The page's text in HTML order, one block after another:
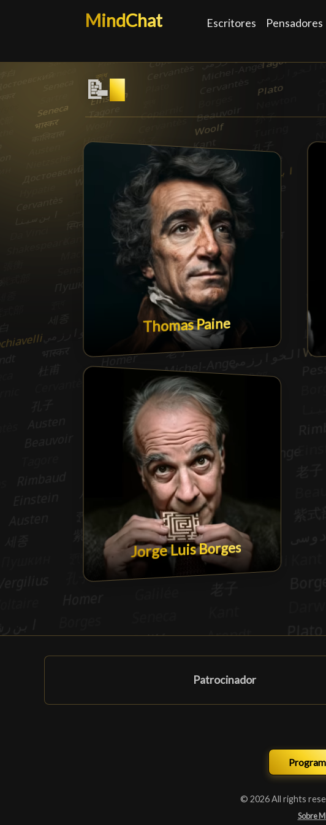
MindChat Escritores Pensadores
📝Jornalista de opinião
█
Thomas Paine
Jorge Luis Borges
Patrocinador
© 2026 All rights
Sobre